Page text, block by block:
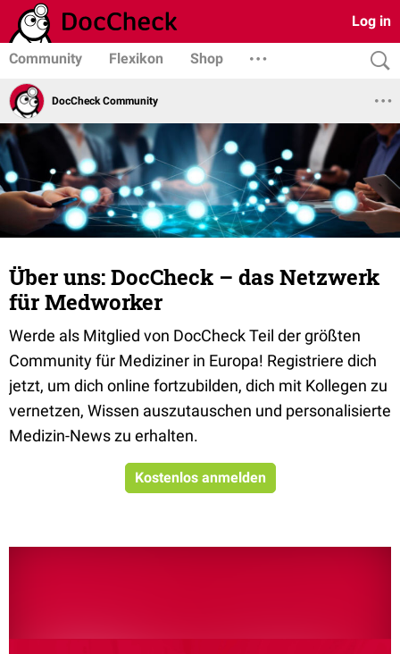
Log in
Community Flexikon Shop
DocCheck Community
Über uns: DocCheck – das Netzwerk
für Medworker
Werde als Mitglied von DocCheck Teil der größten
Community für Mediziner in Europa! Registriere dich
jetzt, um dich online fortzubilden, dich mit Kollegen zu
vernetzen, Wissen auszutauschen und personalisierte
Medizin-News zu erhalten.
Kostenlos anmelden